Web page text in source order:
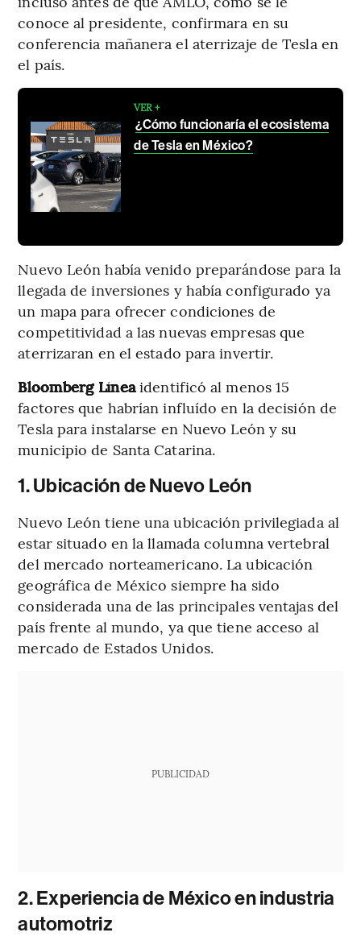
conoce al presidente, confirmara en su
conferencia mañanera el aterrizaje de Tesla en
el país.
VER +
¿Cómo funcionaría el ecosistema
de Tesla en México?
Nuevo León había venido preparándose para la
llegada de inversiones y había configurado ya
un mapa para ofrecer condiciones de
competitividad a las nuevas empresas que
aterrizaran en el estado para invertir.
Bloomberg Líneaidentificó al menos 15
factores que habrían influído en la decisión de
Tesla para instalarse en Nuevo León y su
municipio de Santa Catarina.
1. Ubicación de Nuevo León
Nuevo León tiene una ubicación privilegiada al
estar situado en la llamada columna vertebral
del mercado norteamericano. La ubicación
geográfica de México siempre ha sido
considerada una de las principales ventajas del
país frente al mundo, ya que tiene acceso al
mercado de Estados Unidos.
PUBLICIDAD
2. Experiencia de México en industria
automotriz